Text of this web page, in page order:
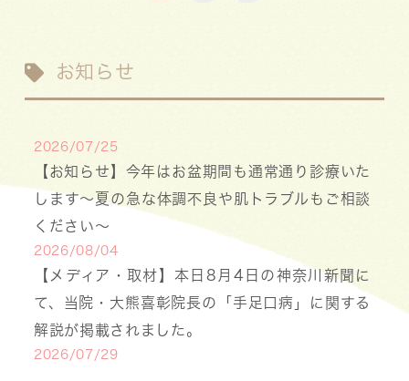
お知らせ
2026/07/25
【お知らせ】今年はお盆期間も通常通り診療いた
します〜夏の急な体調不良や肌トラブルもご相談
ください〜
2026/08/04
【メディア・取材】本日8月4日の神奈川新聞に
て、当院・大熊喜彰院長の「手足口病」に関する
解説が掲載されました。
2026/07/29